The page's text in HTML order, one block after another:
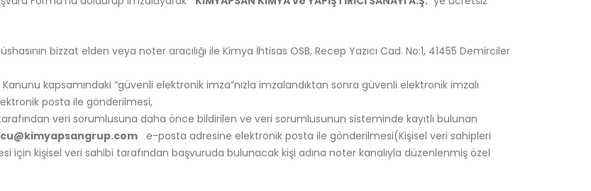
bizzat elden veya noter aracılığı ile Kimya İhtisas OSB, Recep Yazıcı Cad. No:1, 41455 Demirciler
kapsamındaki “güvenli elektronik imza”nızla imzalandıktan sonra güvenli elektronik imzalı
posta ile gönderilmesi,
veri sorumlusuna daha önce bildirilen ve veri sorumlusunun sisteminde kayıtlı bulunan
e-posta adresine elektronik posta ile gönderilmesi(Kişisel veri sahipleri
için kişisel veri sahibi tarafından başvuruda bulunacak kişi adına noter kanalıyla düzenlenmiş özel